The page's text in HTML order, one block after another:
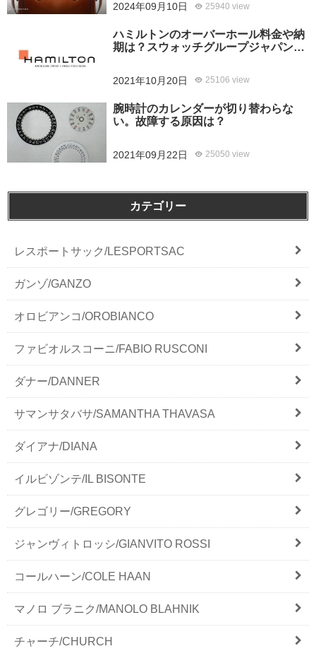
2024年09月10日 25940 view
ハミルトンのオーバーホール料金や納
期は？スウォッチグループジャパンと
2021年10月20日 25106 view
腕時計のカレンダーが切り替わらな
い。故障する原因は？
2021年09月22日 25050 view
カテゴリー
レスポートサック/LESPORTSAC
ガンゾ/GANZO
オロビアンコ/OROBIANCO
ファビオルスコーニ/FABIO RUSCONI
ダナー/DANNER
サマンサタバサ/SAMANTHA THAVASA
ダイアナ/DIANA
イルビゾンテ/IL BISONTE
グレゴリー/GREGORY
ジャンヴィトロッシ/GIANVITO ROSSI
コールハーン/COLE HAAN
マノロ ブラニク/MANOLO BLAHNIK
チャーチ/CHURCH